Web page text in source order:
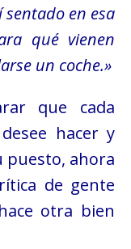
en esa
qué vienen
un coche.»
que cada
hacer y
puesto, ahora
de gente
otra bien